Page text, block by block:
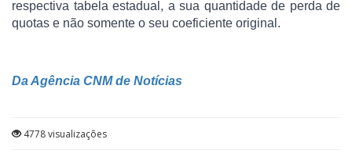
respectiva tabela estadual, a sua quantidade de perda de
quotas e não somente o seu coeficiente original.
Da Agência CNM de Notícias
4778 visualizações